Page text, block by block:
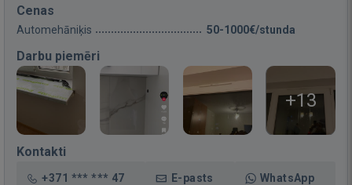
Cenas
Automehāniķis 50-1000€/stunda
Darbu piemēri
+13
Kontakti
+371 *** *** 47 E-pasts WhatsApp